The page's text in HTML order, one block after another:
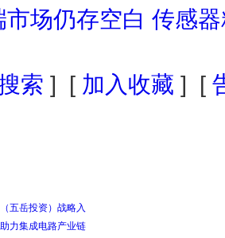
市场仍存空白 传感
索 ] [ 加入收藏 ] [
五岳投资）战略入
力集成电路产业链